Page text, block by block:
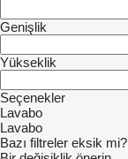
Genişlik
Yükseklik
Seçenekler
Lavabo
Lavabo
Bazı filtreler eksik mi?